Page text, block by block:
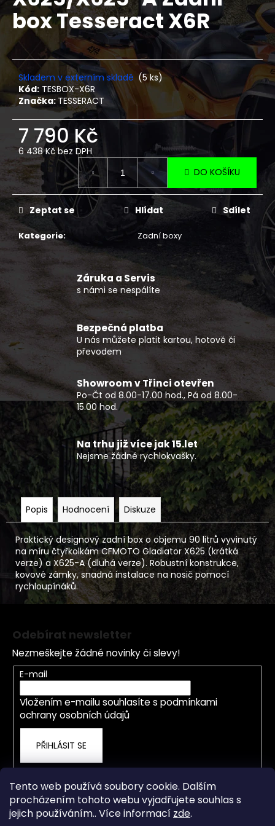
Tento web používá soubory cookie. Dalším
procházením tohoto webu vyjadřujete souhlas s
jejich používáním.. Více informací zde.
0,0
hvězdiček.
box Tesseract X6R
Skladem v externím skladě (5 ks)
Kód: TESBOX-X6R
Značka: TESSERACT
7 790 Kč
6 438 Kč bez DPH
Měrná
cena:
DO KOŠÍKU
Kategorie: Zadní boxy
Zeptat se Hlídat Sdílet
Záruka a Servis
s námi se nespálíte
Bezpečná platba
U nás můžete platit kartou, hotově či
převodem
Showroom v Třinci otevřen
Po-Čt od 8.00-17.00 hod., Pá od 8.00-
15.00 hod.
Na trhu již více jak 15.let
Nejsme žádné rychlokvašky.
Popis Hodnocení Diskuze
Praktický designový zadní box o objemu 90 litrů vyvinutý
na míru čtyřkolkám CFMOTO Gladiator X625 (krátká
verze) a X625-A (dluhá verze). Robustní konstrukce,
kovové zámky, snadná instalace na nosič pomocí
rychloupínáků.
a
j
í
t
?
D
o
p
o
u
j
m
e
POPRUH
K
NAVIJÁKU
CFMOTO
150
Kč
Odebírat newsletter
Nezmeškejte žádné novinky či slevy!
E-mail
Vložením e-mailu souhlasíte s podmínkami
ochrany osobních údajů
PŘIHLÁSIT SE